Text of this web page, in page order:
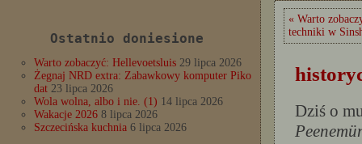
Ostatnio doniesione
Warto zobaczyć: Hellevoetsluis 29 lipca 2026
Żegnaj NRD extra: Zabawkowy komputer Piko
dat 23 lipca 2026
Wola wolna, albo i nie. (1) 14 lipca 2026
Wakacje 2026 8 lipca 2026
Szczecińska kuchnia 6 lipca 2026
« Warto
techniki w
Dziś o